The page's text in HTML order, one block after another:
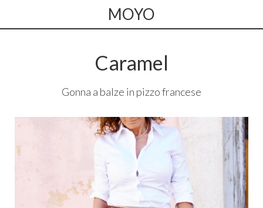
MOYO
Caramel
Gonna a balze in pizzo francese